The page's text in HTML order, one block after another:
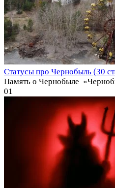
Статусы про Чернобыль (30
Память о Чернобыле
01